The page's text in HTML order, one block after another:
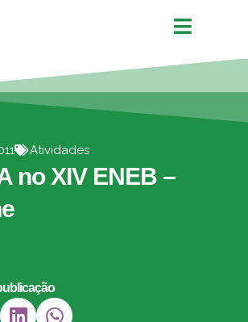
Atividades
no XIV ENEB –